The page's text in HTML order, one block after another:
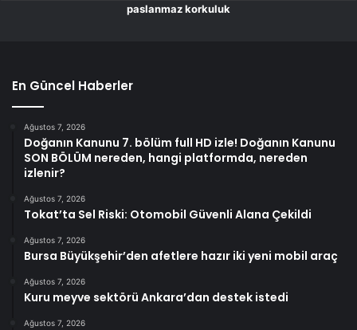
paslanmaz korkuluk
En Güncel Haberler
Ağustos 7, 2026
Doğanın Kanunu 7. bölüm full HD izle! Doğanın Kanunu
SON BÖLÜM nereden, hangi platformda, nereden
izlenir?
Ağustos 7, 2026
Tokat’ta Sel Riski: Otomobil Güvenli Alana Çekildi
Ağustos 7, 2026
Bursa Büyükşehir’den afetlere hazır iki yeni mobil araç
Ağustos 7, 2026
Kuru meyve sektörü Ankara’dan destek istedi
Ağustos 7, 2026